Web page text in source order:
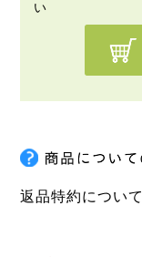
返品特約について